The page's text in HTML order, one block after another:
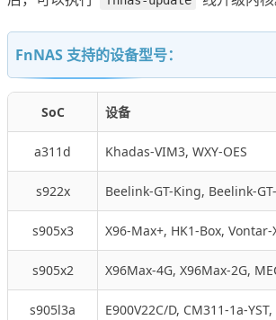
FnNAS 支持的设备型号：
SoC 设备
a311d Khadas-VIM3, WXY-OES
s922x Beelink-GT-King, Beelink-
s905x3 X96-Max+, HK1-Box, Vontar-
s905x2 X96Max-4G, X96Max-2G,
s905l3a E900V22C/D, CM311-1a-